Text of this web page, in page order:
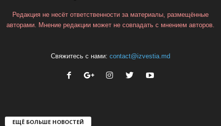
Редакция не несёт ответственности за материалы, размещённые
авторами. Мнение редакции может не совпадать с мнением авторов.
Свяжитесь с нами: contact@izvestia.md
ЕЩЁ БОЛЬШЕ НОВОСТЕЙ